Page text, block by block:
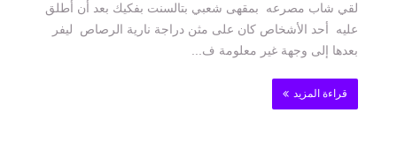
لقي شاب مصرعه بمقهى شعبي بتالسنت بفكيك بعد أن أطلق
عليه أحد الأشخاص كان على مثن دراجة نارية الرصاص ليفر
بعدها إلى وجهة غير معلومة ف...
قراءة المزيد